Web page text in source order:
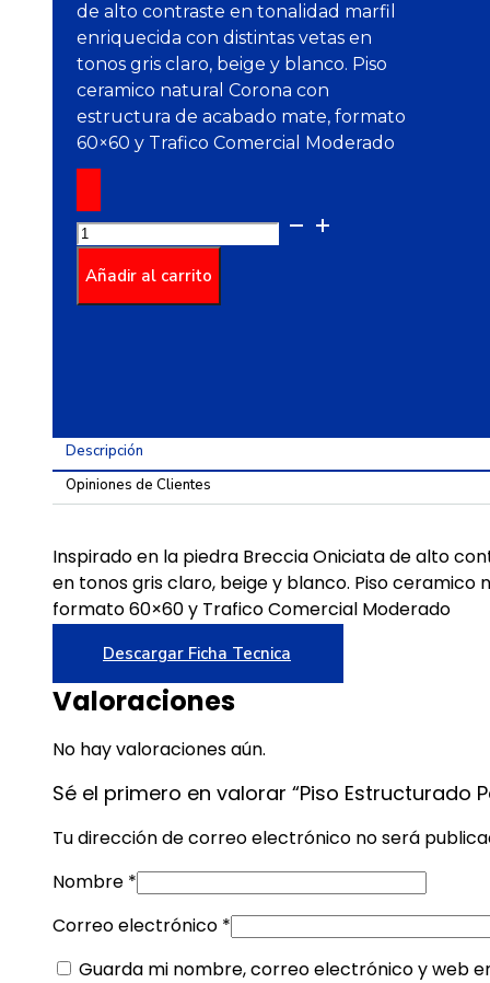
de alto contraste en tonalidad marfil
enriquecida con distintas vetas en
tonos gris claro, beige y blanco. Piso
ceramico natural Corona con
estructura de acabado mate, formato
60×60 y Trafico Comercial Moderado
Piso
Estructurado
Petra
Tortora
Añadir al carrito
Descripción
Opiniones de Clientes
Inspirado en la piedra Breccia Oniciata de alto
en tonos gris claro, beige y blanco. Piso
formato 60×60 y Trafico Comercial Moderado
Descargar Ficha Tecnica
Valoraciones
No hay valoraciones aún.
Sé el primero en valorar “Piso Estructurado
Tu dirección de correo electrónico no será
Nombre *
Correo electrónico *
Guarda mi nombre, correo electrónico y web